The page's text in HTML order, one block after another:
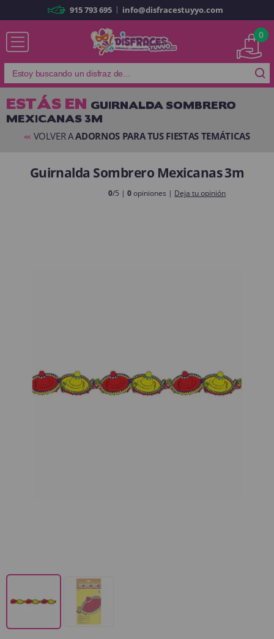
Ya soy cliente
Recordarme ¿Olvidó su contraseña?
Es mi primera vez
915 793 695 | info@disfracestuyyo.com
0
ESTÁS EN GUIRNALDA SOMBRERO
MEXICANAS 3M
<< VOLVER AADORNOS PARA TUS FIESTAS TEMÁTICAS
Guirnalda Sombrero Mexicanas 3m
0/5 |0opiniones | Deja tu opinión